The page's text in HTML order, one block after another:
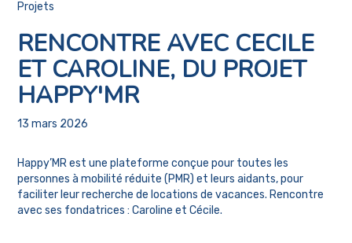
Projets
RENCONTRE AVEC CECILE
ET CAROLINE, DU PROJET
HAPPY'MR
13 mars 2026
Happy’MR est une plateforme conçue pour toutes les
personnes à mobilité réduite (PMR) et leurs aidants, pour
faciliter leur recherche de locations de vacances. Rencontre
avec ses fondatrices : Caroline et Cécile.